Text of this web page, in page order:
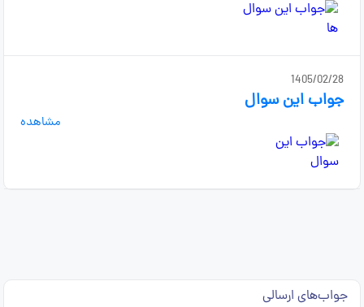
1405/02/28
جواب این سوال
مشاهده
جواب‌های ارسالی